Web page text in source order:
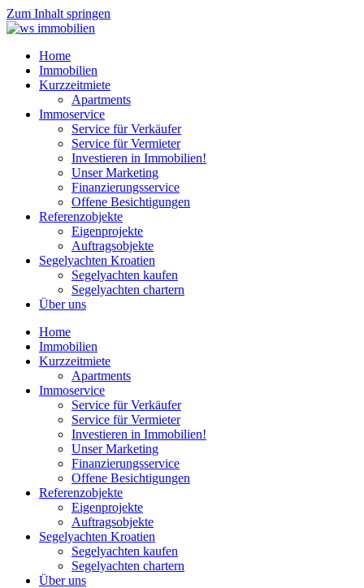
Zum Inhalt springen
Home
Immobilien
Kurzzeitmiete
Apartments
Immoservice
Service für Verkäufer
Service für Vermieter
Investieren in Immobilien!
Unser Marketing
Finanzierungsservice
Offene Besichtigungen
Referenzobjekte
Eigenprojekte
Auftragsobjekte
Segelyachten Kroatien
Segelyachten kaufen
Segelyachten chartern
Über uns
Home
Immobilien
Kurzzeitmiete
Apartments
Immoservice
Service für Verkäufer
Service für Vermieter
Investieren in Immobilien!
Unser Marketing
Finanzierungsservice
Offene Besichtigungen
Referenzobjekte
Eigenprojekte
Auftragsobjekte
Segelyachten Kroatien
Segelyachten kaufen
Segelyachten chartern
Über uns